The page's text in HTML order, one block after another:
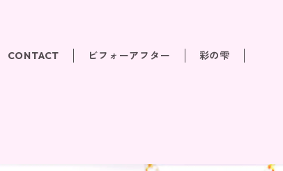
CONTACT ビフォーアフター 彩の雫